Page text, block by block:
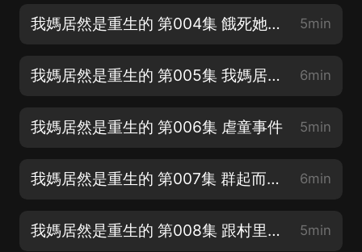
我媽居然是重生的 第004集 餓死她個老不死的 5min
我媽居然是重生的 第005集 我媽居然真是重生的 6min
我媽居然是重生的 第006集 虐童事件 5min
我媽居然是重生的 第007集 群起而攻之 6min
我媽居然是重生的 第008集 跟村里没關系 5min